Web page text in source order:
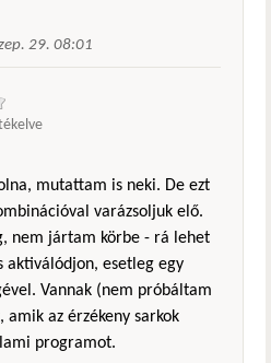
29. 08:01
mutattam is neki. De ezt
varázsoljuk elő.
nem jártam körbe - rá lehet
aktiválódjon, esetleg egy
Vannak (nem próbáltam
az érzékeny sarkok
programot.